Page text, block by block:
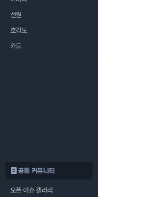
선원
호감도
카드
공통 커뮤니티
오픈 이슈 갤러리